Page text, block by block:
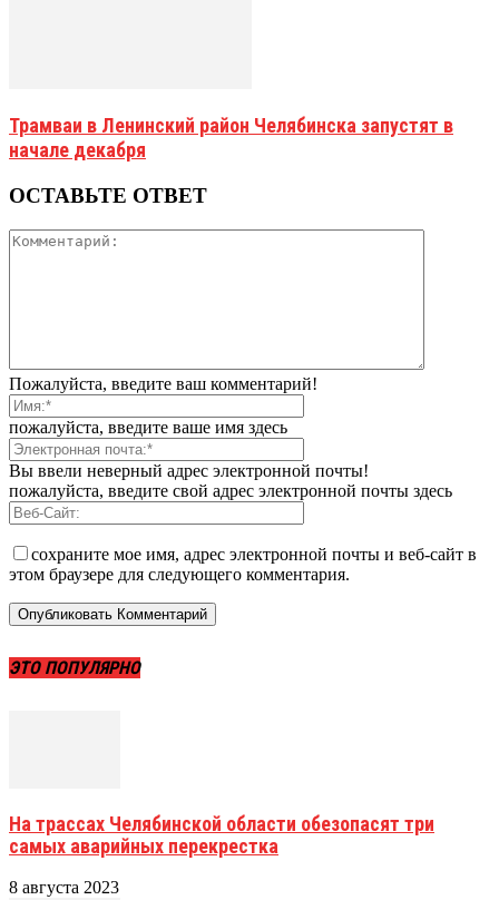
Трамваи в Ленинский район Челябинска запустят в
начале декабря
ОСТАВЬТЕ ОТВЕТ
Пожалуйста, введите ваш комментарий!
пожалуйста, введите ваше имя здесь
Вы ввели неверный адрес электронной почты!
пожалуйста, введите свой адрес электронной почты здесь
сохраните мое имя, адрес электронной почты и веб-сайт в
этом браузере для следующего комментария.
ЭТО ПОПУЛЯРНО
На трассах Челябинской области обезопасят три
самых аварийных перекрестка
8 августа 2023